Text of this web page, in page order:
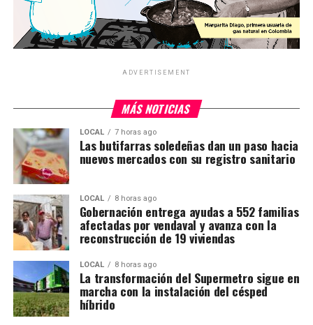
ADVERTISEMENT
MÁS NOTICIAS
LOCAL 7 horas ago
Las butifarras soledeñas dan un paso hacia
nuevos mercados con su registro sanitario
LOCAL 8 horas ago
Gobernación entrega ayudas a 552 familias
afectadas por vendaval y avanza con la
reconstrucción de 19 viviendas
LOCAL 8 horas ago
La transformación del Supermetro sigue en
marcha con la instalación del césped
híbrido